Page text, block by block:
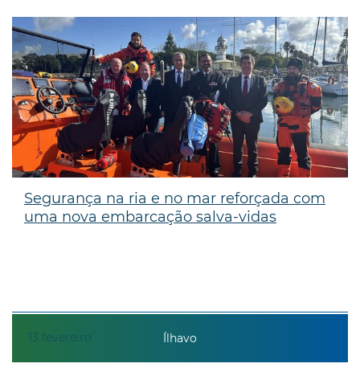
13 fevereiro
Segurança na ria e no mar reforçada com
uma nova embarcação salva-vidas
Ílhavo